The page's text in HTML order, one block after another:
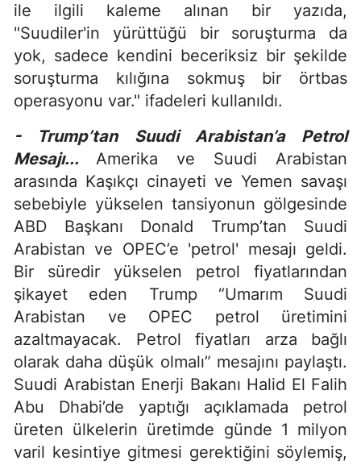
ile ilgili kaleme alınan bir yazıda,
"Suudiler'in yürüttüğü bir soruşturma da
yok, sadece kendini beceriksiz bir şekilde
soruşturma kılığına sokmuş bir örtbas
operasyonu var." ifadeleri kullanıldı.
- Trump’tan Suudi Arabistan’a Petrol
Mesajı... Amerika ve Suudi Arabistan
arasında Kaşıkçı cinayeti ve Yemen savaşı
sebebiyle yükselen tansiyonun gölgesinde
ABD Başkanı Donald Trump’tan Suudi
Arabistan ve OPEC’e 'petrol' mesajı geldi.
Bir süredir yükselen petrol fiyatlarından
şikayet eden Trump “Umarım Suudi
Arabistan ve OPEC petrol üretimini
azaltmayacak. Petrol fiyatları arza bağlı
olarak daha düşük olmalı” mesajını paylaştı.
Suudi Arabistan Enerji Bakanı Halid El Falih
Abu Dhabi’de yaptığı açıklamada petrol
üreten ülkelerin üretimde günde 1 milyon
varil kesintiye gitmesi gerektiğini söylemiş,